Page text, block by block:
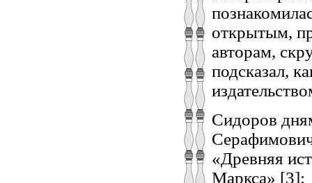
открытым,
авторам,
подсказал,
Сидоров
«Древняя
Маркса» [3]: